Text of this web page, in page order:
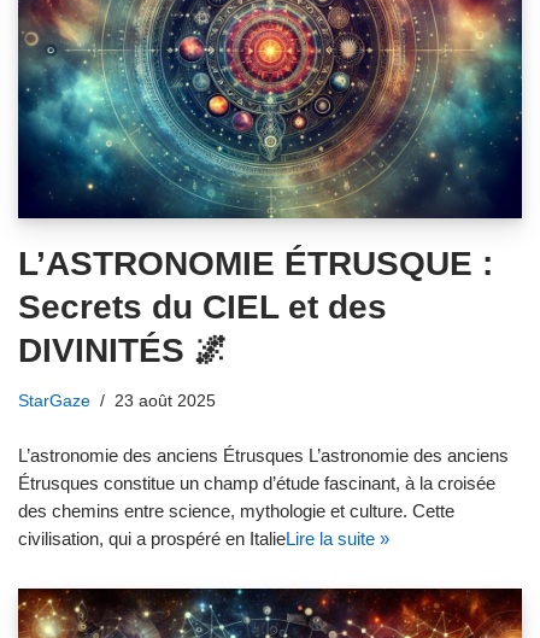
L’ASTRONOMIE ÉTRUSQUE :
Secrets du CIEL et des
DIVINITÉS 🌌
StarGaze 23 août 2025
L’astronomie des anciens Étrusques L’astronomie des anciens
Étrusques constitue un champ d’étude fascinant, à la croisée
des chemins entre science, mythologie et culture. Cette
civilisation, qui a prospéré en ItalieLire la suite »